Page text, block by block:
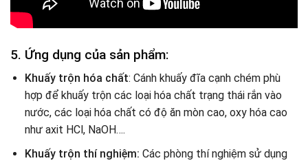
5. Ứng dụng của sản phẩm:
Khuấy trộn hóa chất: Cánh khuấy đĩa cạnh chém phù
hợp để khuấy trộn các loại hóa chất trạng thái rắn vào
nước, các loại hóa chất có độ ăn mòn cao, oxy hóa cao
như axit HCl, NaOH….
Khuấy trộn thí nghiệm: Các phòng thí nghiệm sử dụng